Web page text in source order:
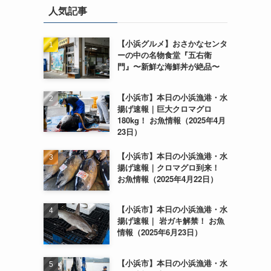
人気記事
【小浜グルメ】おさかなセンタ
ーの中の名物食堂『五右衛
門』〜新鮮な海鮮丼が絶品〜
【小浜市】本日の小浜漁港・水
揚げ速報｜巨大クロマグロ
180kg！ お魚情報（2025年4月
23日）
【小浜市】本日の小浜漁港・水
揚げ速報｜クロマグロ到来！
お魚情報（2025年4月22日）
【小浜市】本日の小浜漁港・水
揚げ速報｜ 岩ガキ解禁！ お魚
情報（2025年6月23日）
【小浜市】本日の小浜漁港・水